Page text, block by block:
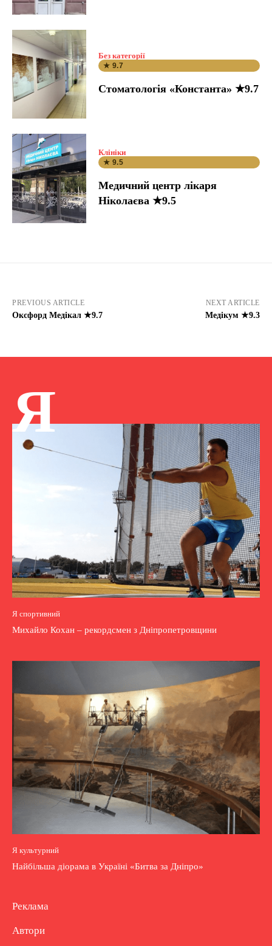
Без категорії
★ 9.7
Стоматологія «Константа» ★9.7
Клініки
★ 9.5
Медичний центр лікаря
Ніколаєва ★9.5
PREVIOUS ARTICLE
Оксфорд Медікал ★9.7
NEXT ARTICLE
Медікум ★9.3
Я
Я спортивний
Михайло Кохан – рекордсмен з Дніпропетровщини
Я культурний
Найбільша діорама в Україні «Битва за Дніпро»
Реклама
Автори